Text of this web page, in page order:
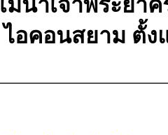
อคอนสยาม ตั้